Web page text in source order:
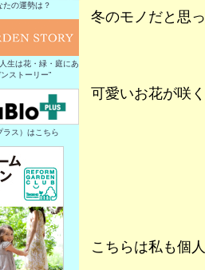
冬のモノだと思
可愛いお花が咲
こちらは私も個
たの運勢は？
生は花・緑・庭にあ
ストーリー”
ラス）はこちら